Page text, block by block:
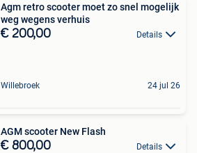
Agm retro scooter moet zo snel mogelijk
weg wegens verhuis
€ 200,00 Details
Willebroek 24 jul 26
AGM scooter New Flash
€ 800,00 Details